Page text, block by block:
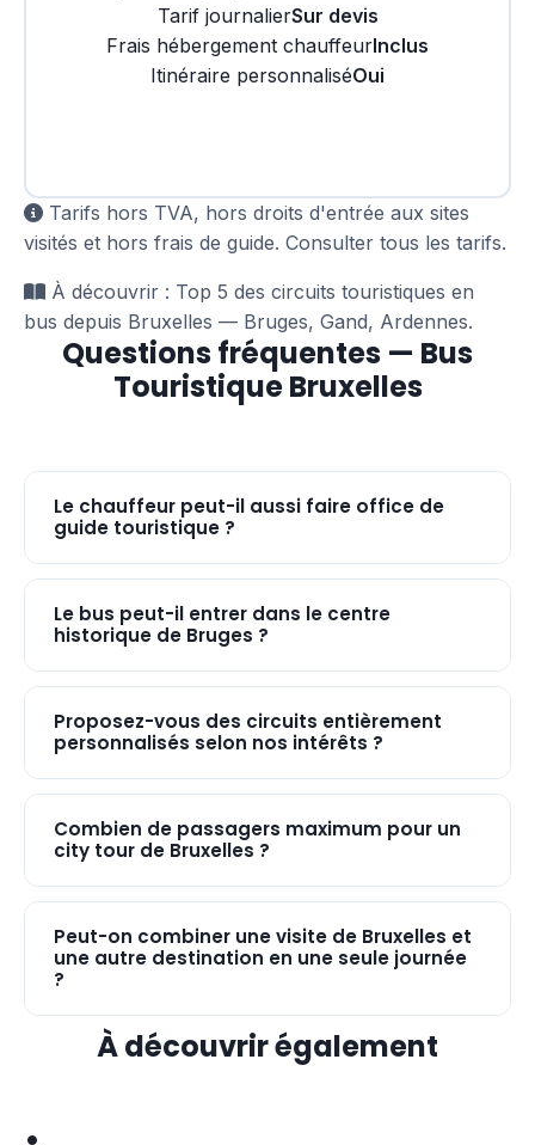
Tarif journalierSur devis
Frais hébergement chauffeurInclus
Itinéraire personnaliséOui
Tarifs hors TVA, hors droits d'entrée aux sites
visités et hors frais de guide. Consulter tous les tarifs.
À découvrir : Top 5 des circuits touristiques en
bus depuis Bruxelles — Bruges, Gand, Ardennes.
Questions fréquentes — Bus
Touristique Bruxelles
Le chauffeur peut-il aussi faire office de
guide touristique ?
Le bus peut-il entrer dans le centre
historique de Bruges ?
Proposez-vous des circuits entièrement
personnalisés selon nos intérêts ?
Combien de passagers maximum pour un
city tour de Bruxelles ?
Peut-on combiner une visite de Bruxelles et
une autre destination en une seule journée
?
À découvrir également